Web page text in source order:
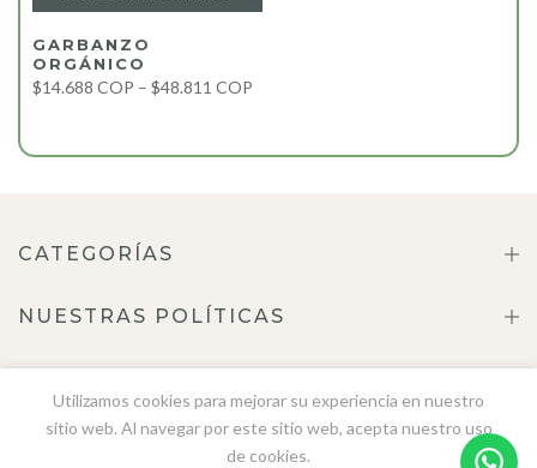
GARBANZO
ORGÁNICO
$14.688 COP – $48.811 COP
CATEGORÍAS
NUESTRAS POLÍTICAS
CONTÁCTENOS
Utilizamos cookies para mejorar su experiencia en nuestro
sitio web. Al navegar por este sitio web, acepta nuestro uso
de cookies.